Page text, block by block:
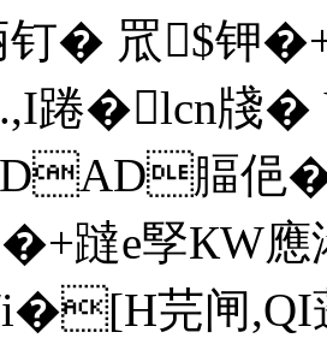
钉� 罛$钾
踡�lcn牋 �
腷俋
躂e孯КW
芫闸,QI